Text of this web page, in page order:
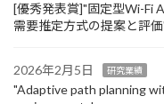
[優秀発表賞]"固定型Wi-Fi
需要推定方式の提案と評
2026年2月5日 研究業績
"Adaptive path planning